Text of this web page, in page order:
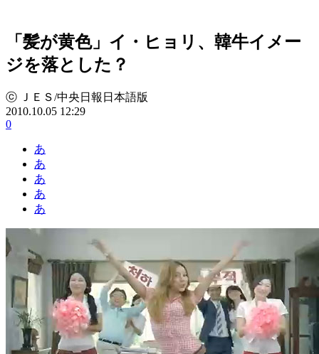
「髪が黄色」イ・ヒョリ、韓牛イメー
ジを落とした？
ⓒ ＪＥＳ/中央日報日本語版
2010.10.05 12:29
0
あ
あ
あ
あ
あ